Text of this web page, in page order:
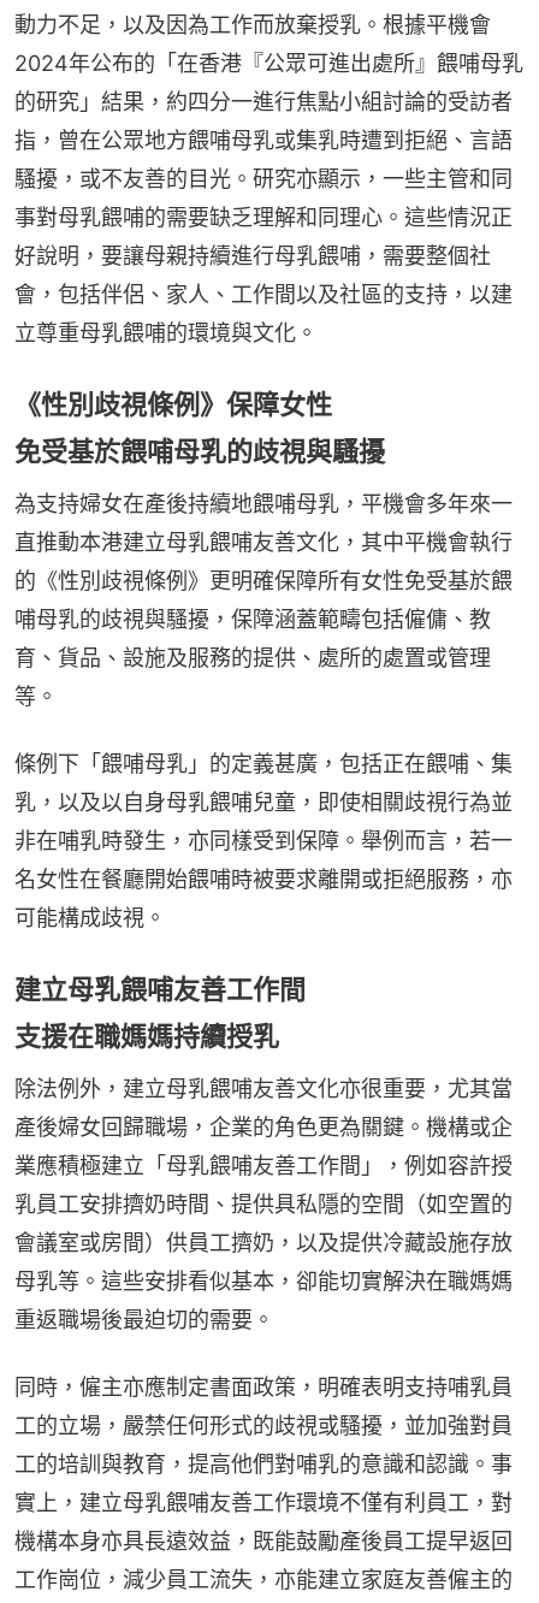
動力不足，以及因為工作而放棄授乳。根據平機會
2024年公布的「在香港『公眾可進出處所』餵哺母乳
的研究」結果，約四分一進行焦點小組討論的受訪者
指，曾在公眾地方餵哺母乳或集乳時遭到拒絕、言語
騷擾，或不友善的目光。研究亦顯示，一些主管和同
事對母乳餵哺的需要缺乏理解和同理心。這些情況正
好說明，要讓母親持續進行母乳餵哺，需要整個社
會，包括伴侶、家人、工作間以及社區的支持，以建
立尊重母乳餵哺的環境與文化。
《性別歧視條例》保障女性
免受基於餵哺母乳的歧視與騷擾
為支持婦女在產後持續地餵哺母乳，平機會多年來一
直推動本港建立母乳餵哺友善文化，其中平機會執行
的《性別歧視條例》更明確保障所有女性免受基於餵
哺母乳的歧視與騷擾，保障涵蓋範疇包括僱傭、教
育、貨品、設施及服務的提供、處所的處置或管理
等。
條例下「餵哺母乳」的定義甚廣，包括正在餵哺、集
乳，以及以自身母乳餵哺兒童，即使相關歧視行為並
非在哺乳時發生，亦同樣受到保障。舉例而言，若一
名女性在餐廳開始餵哺時被要求離開或拒絕服務，亦
可能構成歧視。
建立母乳餵哺友善工作間
支援在職媽媽持續授乳
除法例外，建立母乳餵哺友善文化亦很重要，尤其當
產後婦女回歸職場，企業的角色更為關鍵。機構或企
業應積極建立「母乳餵哺友善工作間」，例如容許授
乳員工安排擠奶時間、提供具私隱的空間（如空置的
會議室或房間）供員工擠奶，以及提供冷藏設施存放
母乳等。這些安排看似基本，卻能切實解決在職媽媽
重返職場後最迫切的需要。
同時，僱主亦應制定書面政策，明確表明支持哺乳員
工的立場，嚴禁任何形式的歧視或騷擾，並加強對員
工的培訓與教育，提高他們對哺乳的意識和認識。事
實上，建立母乳餵哺友善工作環境不僅有利員工，對
機構本身亦具長遠效益，既能鼓勵產後員工提早返回
工作崗位，減少員工流失，亦能建立家庭友善僱主的